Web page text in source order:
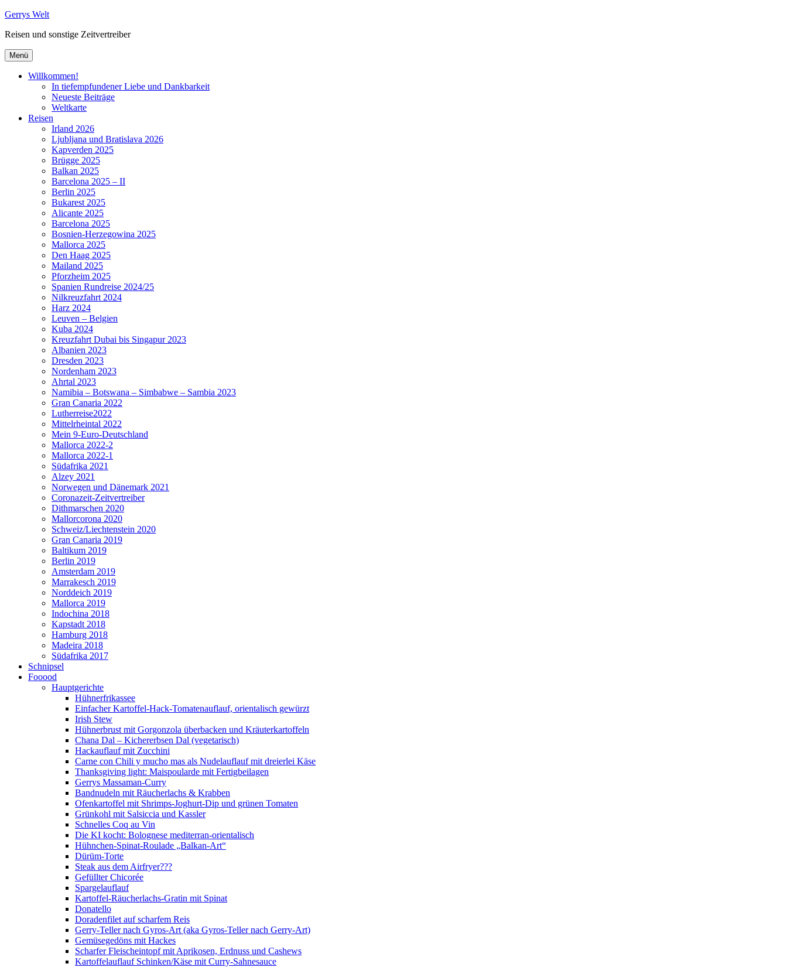
Zum
springen
Gerrys Welt
Reisen und sonstige Zeitvertreiber
Menü
Willkommen!
In tiefempfundener Liebe und Dankbarkeit
Neueste Beiträge
Weltkarte
Reisen
Irland 2026
Ljubljana und Bratislava 2026
Kapverden 2025
Brügge 2025
Balkan 2025
Barcelona 2025 – II
Berlin 2025
Bukarest 2025
Alicante 2025
Barcelona 2025
Bosnien-Herzegowina 2025
Mallorca 2025
Den Haag 2025
Mailand 2025
Pforzheim 2025
Spanien Rundreise 2024/25
Nilkreuzfahrt 2024
Harz 2024
Leuven – Belgien
Kuba 2024
Kreuzfahrt Dubai bis Singapur 2023
Albanien 2023
Dresden 2023
Nordenham 2023
Ahrtal 2023
Namibia – Botswana – Simbabwe – Sambia 2023
Gran Canaria 2022
Lutherreise2022
Mittelrheintal 2022
Mein 9-Euro-Deutschland
Mallorca 2022-2
Mallorca 2022-1
Südafrika 2021
Alzey 2021
Norwegen und Dänemark 2021
Coronazeit-Zeitvertreiber
Dithmarschen 2020
Mallorcorona 2020
Schweiz/Liechtenstein 2020
Gran Canaria 2019
Baltikum 2019
Berlin 2019
Amsterdam 2019
Marrakesch 2019
Norddeich 2019
Mallorca 2019
Indochina 2018
Kapstadt 2018
Hamburg 2018
Madeira 2018
Südafrika 2017
Schnipsel
Fooood
Hauptgerichte
Hühnerfrikassee
Einfacher Kartoffel-Hack-Tomatenauflauf, orientalisch gewürzt
Irish Stew
Hühnerbrust mit Gorgonzola überbacken und Kräuterkartoffeln
Chana Dal – Kichererbsen Dal (vegetarisch)
Hackauflauf mit Zucchini
Carne con Chili y mucho mas als Nudelauflauf mit dreierlei Käse
Thanksgiving light: Maispoularde mit Fertigbeilagen
Gerrys Massaman-Curry
Bandnudeln mit Räucherlachs & Krabben
Ofenkartoffel mit Shrimps-Joghurt-Dip und grünen Tomaten
Grünkohl mit Salsiccia und Kassler
Schnelles Coq au Vin
Die KI kocht: Bolognese mediterran-orientalisch
Hühnchen-Spinat-Roulade „Balkan-Art“
Dürüm-Torte
Steak aus dem Airfryer???
Gefüllter Chicorée
Spargelauflauf
Kartoffel-Räucherlachs-Gratin mit Spinat
Donatello
Doradenfilet auf scharfem Reis
Gerry-Teller nach Gyros-Art (aka Gyros-Teller nach Gerry-Art)
Gemüsegedöns mit Hackes
Scharfer Fleischeintopf mit Aprikosen, Erdnuss und Cashews
Kartoffelauflauf Schinken/Käse mit Curry-Sahnesauce